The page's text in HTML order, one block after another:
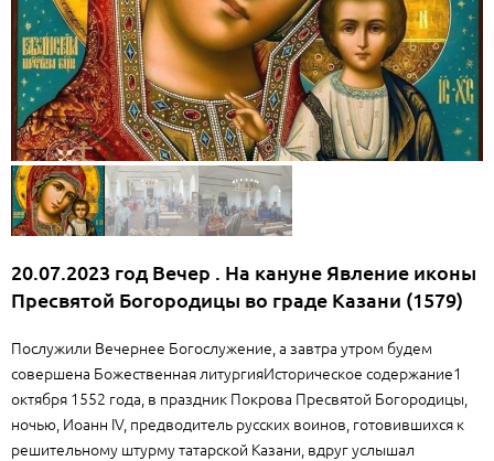
20.07.2023 год Вечер . На кануне Явление иконы
Пресвятой Богородицы во граде Казани (1579)
Послужили Вечернее Богослужение, а завтра утром будем
совершена Божественная литургияИсторическое содержание1
октября 1552 года, в праздник Покрова Пресвятой Богородицы,
ночью, Иоанн IV, предводитель русских воинов, готовившихся к
решительному штурму татарской Казани, вдруг услышал